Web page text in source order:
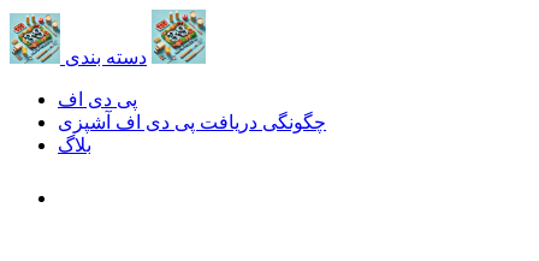
دسته بندی
پی دی اف
چگونگی دریافت پی دی اف آشپزی
بلاگ